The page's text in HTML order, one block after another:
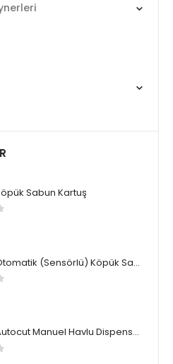
Sabun Kartuş
Carpex Otomatik (Sensörlü) Köpük Sabun Dispenseri
Carpex Autocut Manuel Havlu Dispenseri